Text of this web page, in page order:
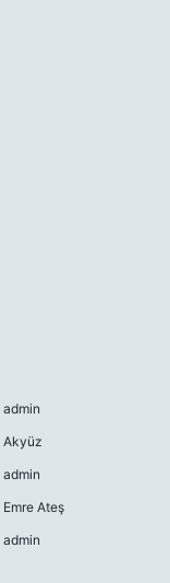
admin
Akyüz
admin
Emre Ateş
admin